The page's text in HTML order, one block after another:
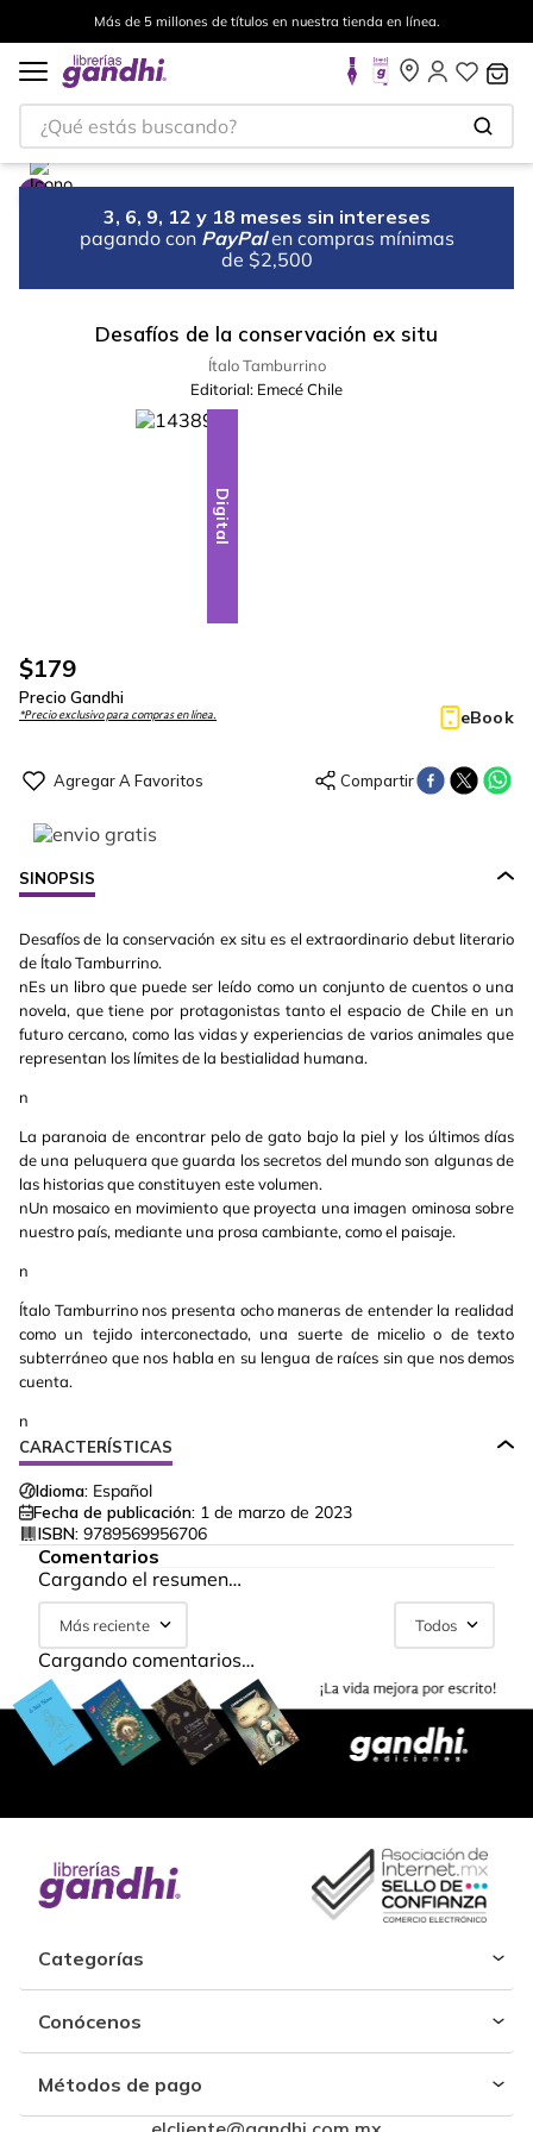
Más de 5 millones de títulos en nuestra tienda en línea.
¿Qué estás buscando?
3, 6, 9, 12 y 18 meses sin intereses
pagando con PayPal en compras mínimas
de $2,500
Desafíos de la conservación ex situ
Ítalo Tamburrino
Editorial: Emecé Chile
Digital
$179
Precio Gandhi
*Precio exclusivo para compras en línea. eBook
SINOPSIS
Desafíos de la conservación ex situ es el extraordinario debut literario
de Ítalo Tamburrino.
nEs un libro que puede ser leído como un conjunto de cuentos o una
novela, que tiene por protagonistas tanto el espacio de Chile en un
futuro cercano, como las vidas y experiencias de varios animales que
representan los límites de la bestialidad humana.
n
La paranoia de encontrar pelo de gato bajo la piel y los últimos días
de una peluquera que guarda los secretos del mundo son algunas de
las historias que constituyen este volumen.
nUn mosaico en movimiento que proyecta una imagen ominosa sobre
nuestro país, mediante una prosa cambiante, como el paisaje.
n
Ítalo Tamburrino nos presenta ocho maneras de entender la realidad
como un tejido interconectado, una suerte de micelio o de texto
subterráneo que nos habla en su lengua de raíces sin que nos demos
cuenta.
n
CARACTERÍSTICAS
Idioma: Español
Fecha de publicación: 1 de marzo de 2023
ISBN: 9789569956706
Comentarios
Cargando el resumen…
Más reciente Todos
Cargando comentarios…
Categorías
Conócenos
Métodos de pago